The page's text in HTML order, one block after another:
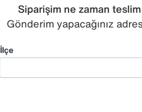
Siparişim ne zaman
Gönderim yapacağınız
İlçe